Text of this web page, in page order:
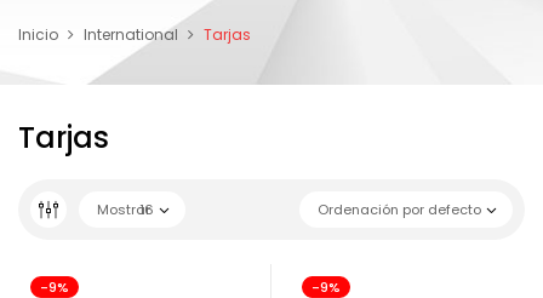
Inicio International Tarjas
Tarjas
Ordenación por defecto
Mostrar
16
-9% -9%